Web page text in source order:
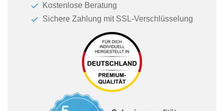
Kostenlose Beratung
Sichere Zahlung mit SSL-Verschlüsselung